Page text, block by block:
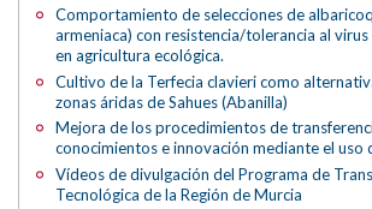
Comportamiento de selecciones de
armeniaca) con resistencia/tolerancia al virus
en agricultura ecológica.
Cultivo de la Terfecia clavieri como
zonas áridas de Sahues (Abanilla)
Mejora de los procedimientos de
conocimientos e innovación mediante el uso
Vídeos de divulgación del Programa de
Tecnológica de la Región de Murcia